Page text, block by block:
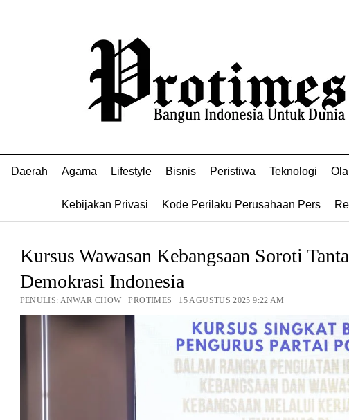
Daerah Agama Lifestyle Bisnis Peristiwa Teknologi
Kebijakan Privasi Kode Perilaku Perusahaan Pers
Kursus Wawasan Kebangsaan Soroti
Demokrasi Indonesia
PENULIS: ANWAR CHOW PROTIMES 15 AGUSTUS 2025 9:22 AM